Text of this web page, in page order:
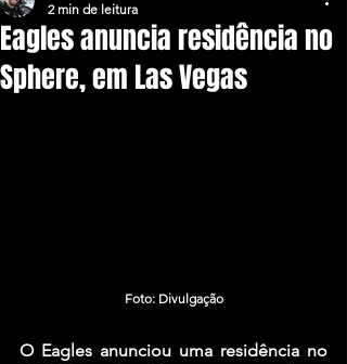
Eagles anuncia residência no
Sphere, em Las Vegas
2 min de leitura
Foto: Divulgação
O Eagles anunciou uma residência no